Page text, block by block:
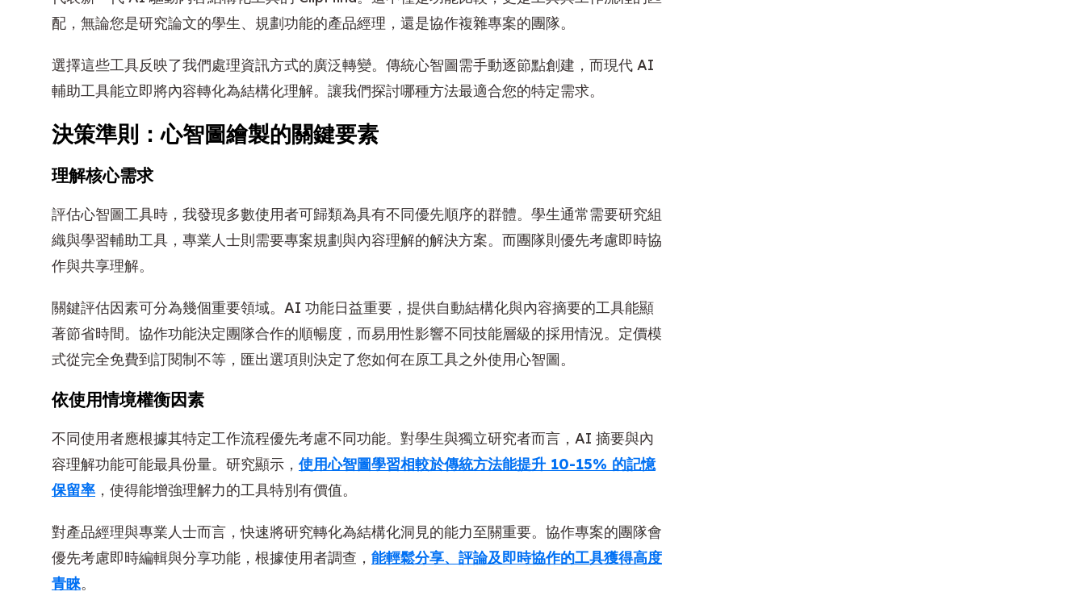
配，無論您是研究論文的學生、規劃功能的產品經理，還是協作複雜專案的團隊。
選擇這些工具反映了我們處理資訊方式的廣泛轉變。傳統心智圖需手動逐節點創建，而現代 AI
輔助工具能立即將內容轉化為結構化理解。讓我們探討哪種方法最適合您的特定需求。
決策準則：心智圖繪製的關鍵要素
理解核心需求
評估心智圖工具時，我發現多數使用者可歸類為具有不同優先順序的群體。學生通常需要研究組
織與學習輔助工具，專業人士則需要專案規劃與內容理解的解決方案。而團隊則優先考慮即時協
作與共享理解。
關鍵評估因素可分為幾個重要領域。AI 功能日益重要，提供自動結構化與內容摘要的工具能顯
著節省時間。協作功能決定團隊合作的順暢度，而易用性影響不同技能層級的採用情況。定價模
式從完全免費到訂閱制不等，匯出選項則決定了您如何在原工具之外使用心智圖。
依使用情境權衡因素
不同使用者應根據其特定工作流程優先考慮不同功能。對學生與獨立研究者而言，AI 摘要與內
容理解功能可能最具份量。研究顯示， 使用心智圖學習相較於傳統方法能提升 10-15% 的記憶
保留率 ，使得能增強理解力的工具特別有價值。
對產品經理與專業人士而言，快速將研究轉化為結構化洞見的能力至關重要。協作專案的團隊會
優先考慮即時編輯與分享功能，根據使用者調查， 能輕鬆分享、評論及即時協作的工具獲得高度
青睞。